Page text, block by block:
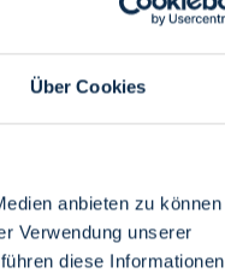
Über Cookies
anbieten zu können
Verwendung unserer
diese Informationen